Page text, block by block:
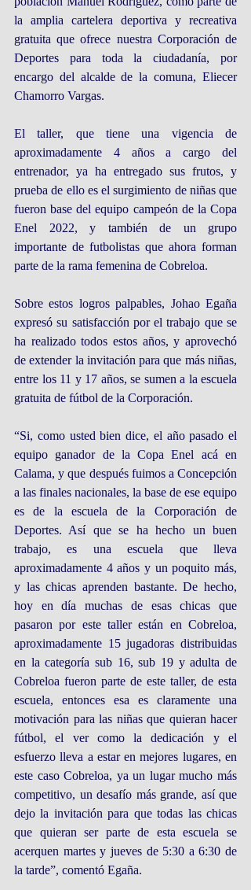
la amplia cartelera deportiva y recreativa
gratuita que ofrece nuestra Corporación de
Deportes para toda la ciudadanía, por
encargo del alcalde de la comuna, Eliecer
Chamorro Vargas.
El taller, que tiene una vigencia de
aproximadamente 4 años a cargo del
entrenador, ya ha entregado sus frutos, y
prueba de ello es el surgimiento de niñas que
fueron base del equipo campeón de la Copa
Enel 2022, y también de un grupo
importante de futbolistas que ahora forman
parte de la rama femenina de Cobreloa.
Sobre estos logros palpables, Johao Egaña
expresó su satisfacción por el trabajo que se
ha realizado todos estos años, y aprovechó
de extender la invitación para que más niñas,
entre los 11 y 17 años, se sumen a la escuela
gratuita de fútbol de la Corporación.
“Si, como usted bien dice, el año pasado el
equipo ganador de la Copa Enel acá en
Calama, y que después fuimos a Concepción
a las finales nacionales, la base de ese equipo
es de la escuela de la Corporación de
Deportes. Así que se ha hecho un buen
trabajo, es una escuela que lleva
aproximadamente 4 años y un poquito más,
y las chicas aprenden bastante. De hecho,
hoy en día muchas de esas chicas que
pasaron por este taller están en Cobreloa,
aproximadamente 15 jugadoras distribuidas
en la categoría sub 16, sub 19 y adulta de
Cobreloa fueron parte de este taller, de esta
escuela, entonces esa es claramente una
motivación para las niñas que quieran hacer
fútbol, el ver como la dedicación y el
esfuerzo lleva a estar en mejores lugares, en
este caso Cobreloa, ya un lugar mucho más
competitivo, un desafío más grande, así que
dejo la invitación para que todas las chicas
que quieran ser parte de esta escuela se
acerquen martes y jueves de 5:30 a 6:30 de
la tarde”, comentó Egaña.